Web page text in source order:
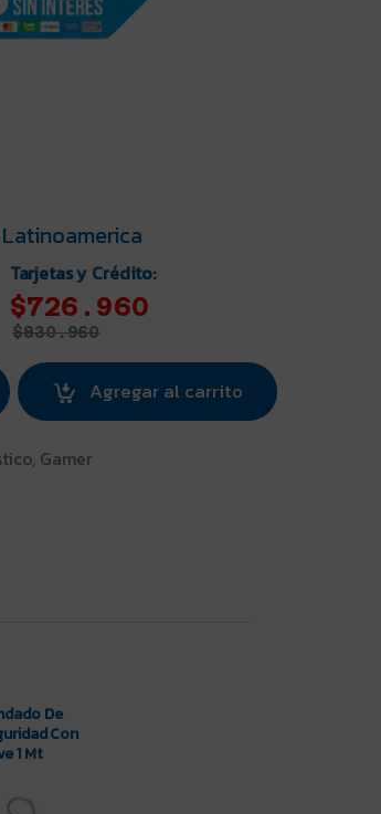
Tarjetas y Crédito:
$726.960
$830.960
Agregar al carrito
Gamer
De
Con
1 Mt